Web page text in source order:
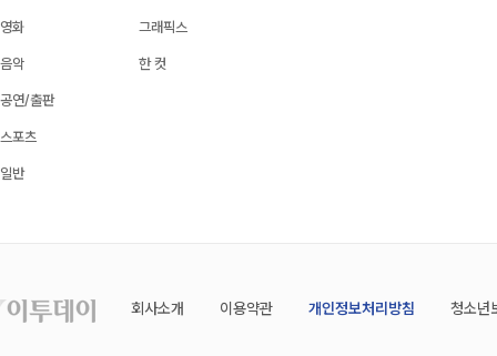
영화
음악
공연/출판
스포츠
일반
그래픽스
한 컷
회사소개 이용약관 개인정보처리방침 청소년